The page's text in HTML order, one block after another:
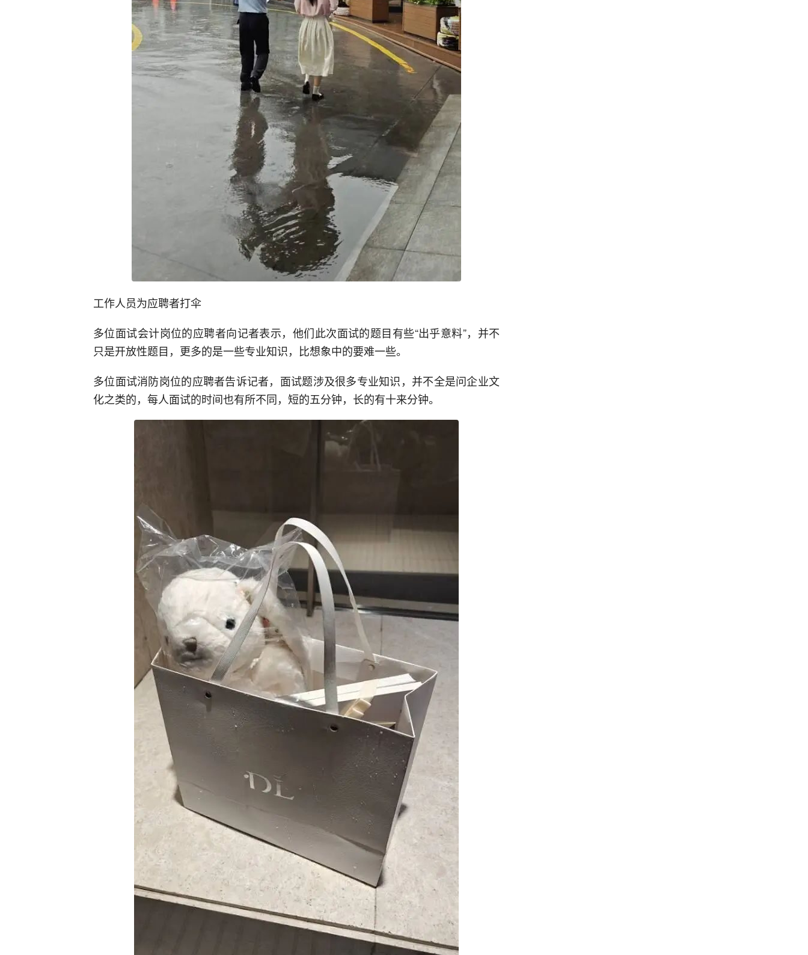
工作人员为应聘者打伞
多位面试会计岗位的应聘者向记者表示，他们此次面试的题目有些“出乎意料”，并不
只是开放性题目，更多的是一些专业知识，比想象中的要难一些。
多位面试消防岗位的应聘者告诉记者，面试题涉及很多专业知识，并不全是问企业文
化之类的，每人面试的时间也有所不同，短的五分钟，长的有十来分钟。